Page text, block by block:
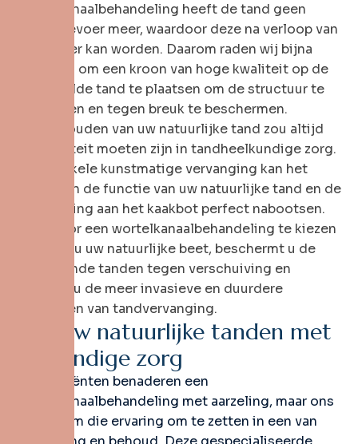
wortelkanaalbehandeling heeft de tand geen
bloedtoevoer meer, waardoor deze na verloop van
tijd brozer kan worden. Daarom raden wij bijna
altijd aan om een kroon van hoge kwaliteit op de
behandelde tand te plaatsen om de structuur te
versterken en tegen breuk te beschermen.
Het behouden van uw natuurlijke tand zou altijd
de prioriteit moeten zijn in tandheelkundige zorg.
Geen enkele kunstmatige vervanging kan het
gevoel en de functie van uw natuurlijke tand en de
bevestiging aan het kaakbot perfect nabootsen.
Door voor een wortelkanaalbehandeling te kiezen
behoudt u uw natuurlijke beet, beschermt u de
omliggende tanden tegen verschuiving en
vermijdt u de meer invasieve en duurdere
processen van tandvervanging.
w natuurlijke tanden met
ndige zorg
Veel patiënten benaderen een
wortelkanaalbehandeling met aarzeling, maar ons
doel is om die ervaring om te zetten in een van